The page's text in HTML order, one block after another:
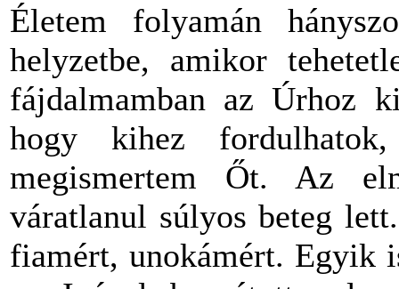
Életem folyamán
helyzetbe, amikor
fájdalmamban az Úrhoz
hogy kihez
megismertem Őt. Az
váratlanul súlyos beteg
fiamért, unokámért. Egyik